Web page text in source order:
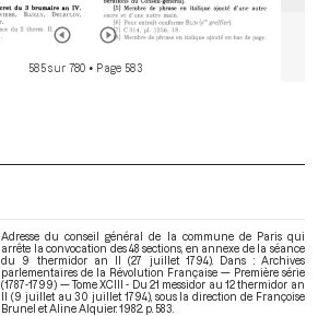
585 sur 780 • Page 583
Adresse du conseil général de la commune de Paris qui
arrête la convocation des 48 sections, en annexe de la séance
du 9 thermidor an II (27 juillet 1794). Dans : Archives
parlementaires de la Révolution Française — Première série
(1787-1799) — Tome XCIII - Du 21 messidor au 12 thermidor an
II (9 juillet au 30 juillet 1794), sous la direction de Françoise
Brunel et Aline Alquier. 1982. p. 583.